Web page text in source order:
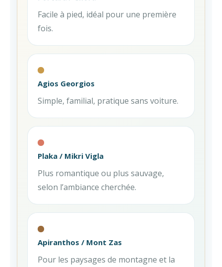
Facile à pied, idéal pour une première
fois.
Agios Georgios
Simple, familial, pratique sans voiture.
Plaka / Mikri Vigla
Plus romantique ou plus sauvage,
selon l’ambiance cherchée.
Apiranthos / Mont Zas
Pour les paysages de montagne et la